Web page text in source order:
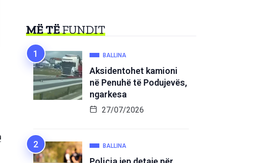
MË TËFUNDIT
BALLINA
Aksidentohet kamioni
në Penuhë të Podujevës,
ngarkesa
27/07/2026
BALLINA